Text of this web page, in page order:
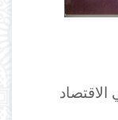
الاقتصاد